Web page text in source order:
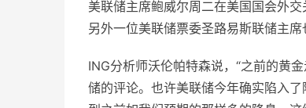
美联储主席鲍威尔周二在美国国会外
另外一位美联储票委圣路易斯联储主
ING分析师沃伦帕特森说，“之前的黄
储的评论。也许美联储今年确实陷入